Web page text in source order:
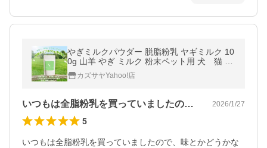
やぎミルクパウダー 脱脂粉乳 ヤギミルク 10
0g 山羊 やぎ ミルク 粉末ペット用 犬 猫 脱
脂 脱脂 粉乳 低脂肪
カズサヤYahoo!店
いつもは全脂粉乳を買っていましたので、… 2026/1/27
5
いつもは全脂粉乳を買っていましたので、味とかどうかな